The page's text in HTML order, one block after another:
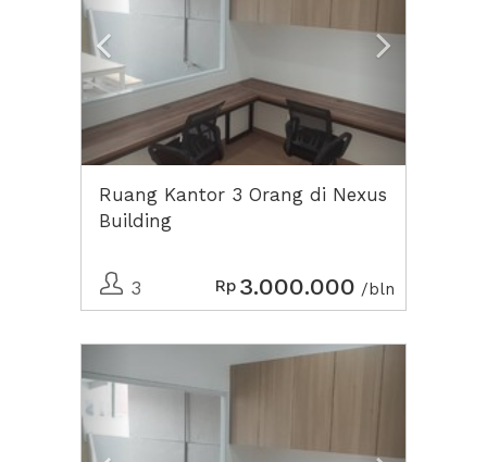
Ruang Kantor 3 Orang di Nexus
Building
3 Rp 3.000.000 /bln
Next2